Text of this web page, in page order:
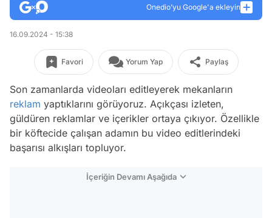
Onedio’yu Google'a ekleyin
16.09.2024 - 15:38
Favori Yorum Yap Paylaş
Son zamanlarda videoları editleyerek mekanların
reklam yaptıklarını görüyoruz. Açıkçası izleten,
güldüren reklamlar ve içerikler ortaya çıkıyor. Özellikle
bir köftecide çalışan adamın bu video editlerindeki
başarısı alkışları topluyor.
İçeriğin Devamı Aşağıda